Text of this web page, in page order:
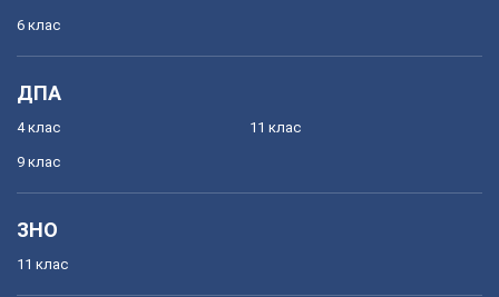
6 клас
ДПА
4 клас
9 клас
11 клас
ЗНО
11 клас